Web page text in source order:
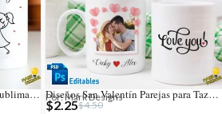
Diseños I love you para Tazas Sublimables Diseños San Valentín Parejas para Tazas con Foto
Por: Mark Designs
$4.50
$2.25